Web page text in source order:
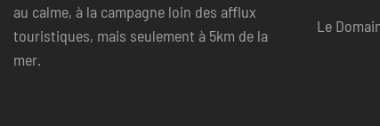
au calme, à la campagne loin des afflux
touristiques, mais seulement à 5km de la
mer.
Le